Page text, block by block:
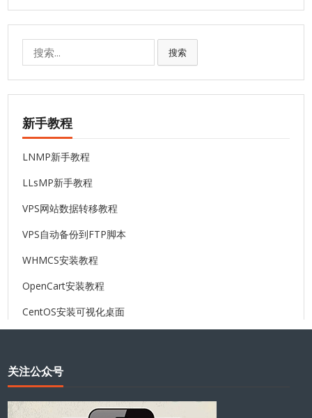
搜索
新手教程
LNMP新手教程
LLsMP新手教程
VPS网站数据转移教程
VPS自动备份到FTP脚本
WHMCS安装教程
OpenCart安装教程
CentOS安装可视化桌面
关注公众号